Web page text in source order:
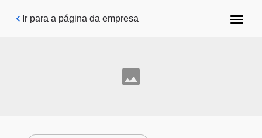
Pular para o conteúdo principal
Ir para a página da empresa